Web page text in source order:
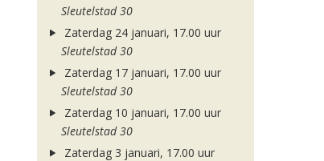
Sleutelstad 30
Zaterdag 24 januari, 17.00 uur
Sleutelstad 30
Zaterdag 17 januari, 17.00 uur
Sleutelstad 30
Zaterdag 10 januari, 17.00 uur
Sleutelstad 30
Zaterdag 3 januari, 17.00 uur